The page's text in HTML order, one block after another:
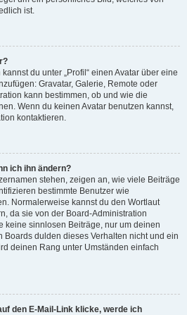
ist.
du unter „Profil“ einen Avatar über eine
Gravatar, Galerie, Remote oder
kann bestimmen, ob und wie die
Wenn du keinen Avatar benutzen kannst,
kontaktieren.
ich ihn ändern?
stehen, zeigen an, wie viele Beiträge
bestimmte Benutzer wie
Normalerweise kannst du den Wortlaut
da sie von der Board-Administration
keine sinnlosen Beiträge, nur um deinen
dulden dieses Verhalten nicht und ein
deinen Rang unter Umständen einfach
den E-Mail-Link klicke, werde ich